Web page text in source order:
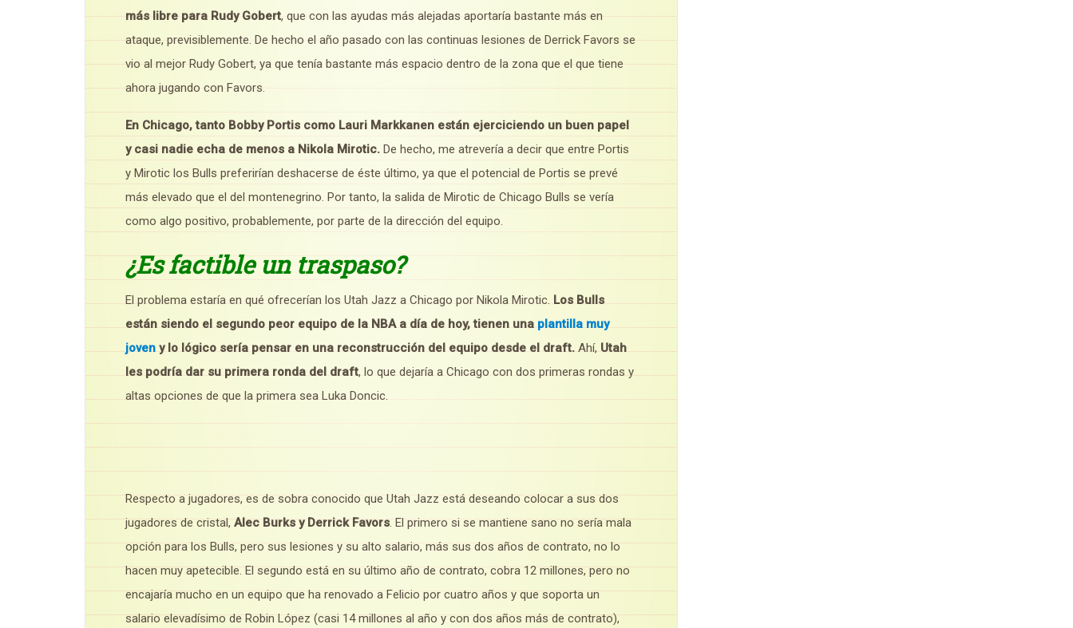
más libre para Rudy Gobert, que con las ayudas más alejadas aportaría bastante más en
ataque, previsiblemente. De hecho el año pasado con las continuas lesiones de Derrick Favors se
vio al mejor Rudy Gobert, ya que tenía bastante más espacio dentro de la zona que el que tiene
ahora jugando con Favors.
En Chicago, tanto Bobby Portis como Lauri Markkanen están ejerciciendo un buen papel
y casi nadie echa de menos a Nikola Mirotic. De hecho, me atrevería a decir que entre Portis
y Mirotic los Bulls preferirían deshacerse de éste último, ya que el potencial de Portis se prevé
más elevado que el del montenegrino. Por tanto, la salida de Mirotic de Chicago Bulls se vería
como algo positivo, probablemente, por parte de la dirección del equipo.
¿Es factible un traspaso?
El problema estaría en qué ofrecerían los Utah Jazz a Chicago por Nikola Mirotic. Los Bulls
están siendo el segundo peor equipo de la NBA a día de hoy, tienen una plantilla muy
joven y lo lógico sería pensar en una reconstrucción del equipo desde el draft. Ahí, Utah
les podría dar su primera ronda del draft, lo que dejaría a Chicago con dos primeras rondas y
altas opciones de que la primera sea Luka Doncic.
Respecto a jugadores, es de sobra conocido que Utah Jazz está deseando colocar a sus dos
jugadores de cristal, Alec Burks y Derrick Favors. El primero si se mantiene sano no sería mala
opción para los Bulls, pero sus lesiones y su alto salario, más sus dos años de contrato, no lo
hacen muy apetecible. El segundo está en su último año de contrato, cobra 12 millones, pero no
encajaría mucho en un equipo que ha renovado a Felicio por cuatro años y que soporta un
salario elevadísimo de Robin López (casi 14 millones al año y con dos años más de contrato),